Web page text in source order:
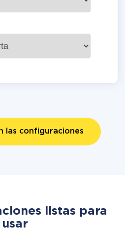
las configuraciones
listas para
usar